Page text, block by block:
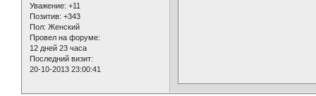
Уважение: +11
Позитив: +343
Пол: Женский
Провел на форуме:
12 дней 23 часа
Последний визит:
20-10-2013 23:00:41